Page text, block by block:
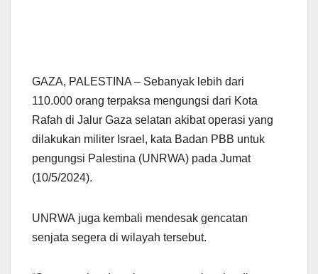
GAZA, PALESTINA – Sebanyak lebih dari
110.000 orang terpaksa mengungsi dari Kota
Rafah di Jalur Gaza selatan akibat operasi yang
dilakukan militer Israel, kata Badan PBB untuk
pengungsi Palestina (UNRWA) pada Jumat
(10/5/2024).
UNRWA juga kembali mendesak gencatan
senjata segera di wilayah tersebut.